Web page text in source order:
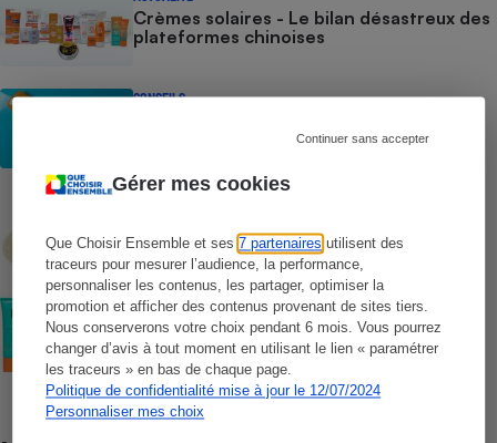
Gérer mes cookies
Que Choisir Ensemble et ses7 partenaires utilisent des
traceurs pour mesurer l’audience, la performance,
personnaliser les contenus, les partager, optimiser la
promotion et afficher des contenus provenant de sites tiers.
Nous conserverons votre choix pendant 6 mois. Vous pourrez
changer d’avis à tout moment en utilisant le lien « paramétrer
les traceurs » en bas de chaque page.
Politique de confidentialité mise à jour le 12/07/2024
Personnaliser mes choix
Continuer sans accepter
Crèmes solaires - Le bilan désastreux des
plateformes chinoises
CONSEILS
COMMENT NOUS TESTONS
Crèmes solaires visage - Le protocole